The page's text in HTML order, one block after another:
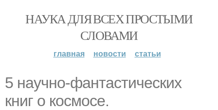
НАУКА ДЛЯ ВСЕХ ПРОСТЫМИ
СЛОВАМИ
главная новости статьи
5 научно-фантастических
книг о космосе.